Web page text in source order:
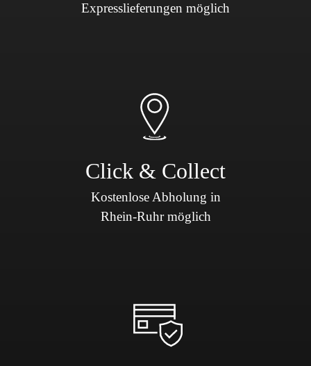
Expresslieferungen möglich
Click & Collect
Kostenlose Abholung in
Rhein-Ruhr möglich